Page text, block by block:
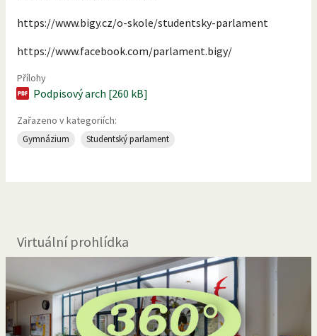
https://www.bigy.cz/o-skole/studentsky-parlament
https://www.facebook.com/parlament.bigy/
Přílohy
Podpisový arch [260 kB]
Zařazeno v kategoriích:
Gymnázium Studentský parlament
Virtuální prohlídka